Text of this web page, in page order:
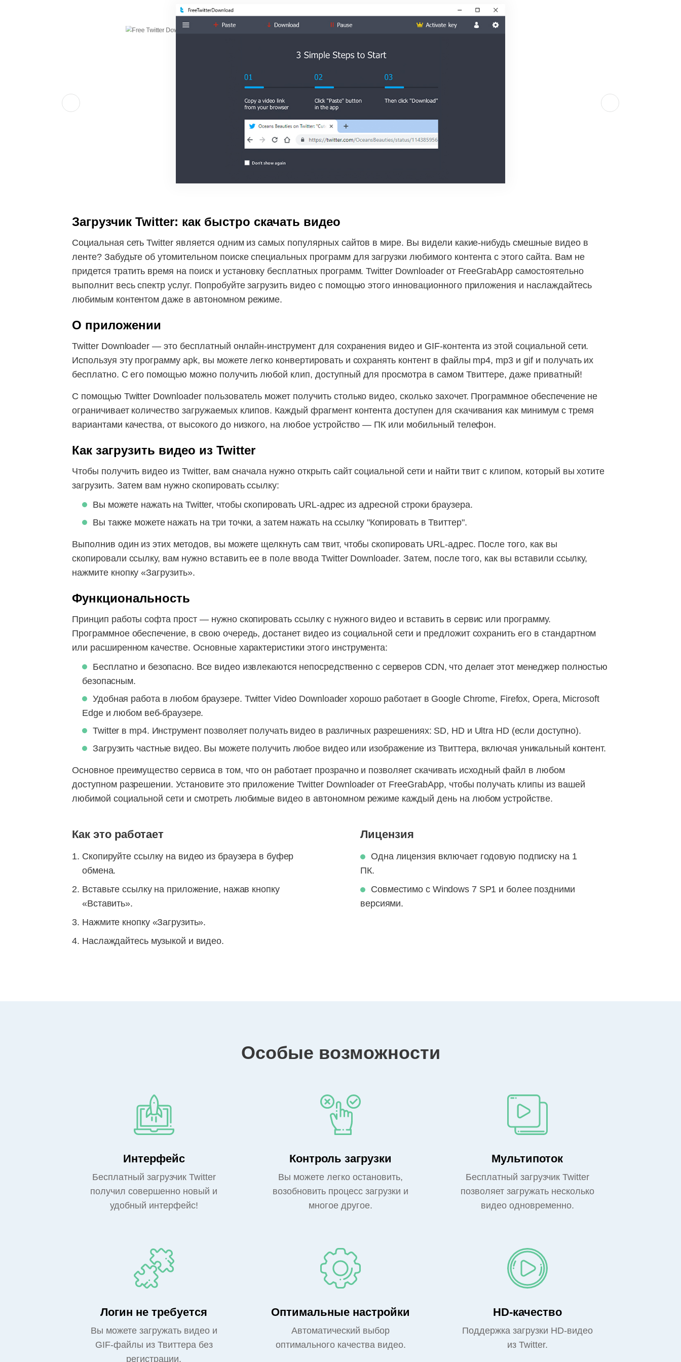
Загрузчик Twitter: как быстро скачать видео
Социальная сеть Twitter является одним из самых популярных сайтов в мире. Вы видели какие-нибудь смешные видео в
ленте? Забудьте об утомительном поиске специальных программ для загрузки любимого контента с этого сайта. Вам не
придется тратить время на поиск и установку бесплатных программ. Twitter Downloader от FreeGrabApp самостоятельно
выполнит весь спектр услуг. Попробуйте загрузить видео с помощью этого инновационного приложения и наслаждайтесь
любимым контентом даже в автономном режиме.
О приложении
Twitter Downloader — это бесплатный онлайн-инструмент для сохранения видео и GIF-контента из этой социальной сети.
Используя эту программу apk, вы можете легко конвертировать и сохранять контент в файлы mp4, mp3 и gif и получать их
бесплатно. С его помощью можно получить любой клип, доступный для просмотра в самом Твиттере, даже приватный!
С помощью Twitter Downloader пользователь может получить столько видео, сколько захочет. Программное обеспечение не
ограничивает количество загружаемых клипов. Каждый фрагмент контента доступен для скачивания как минимум с тремя
вариантами качества, от высокого до низкого, на любое устройство — ПК или мобильный телефон.
Как загрузить видео из Twitter
Чтобы получить видео из Twitter, вам сначала нужно открыть сайт социальной сети и найти твит с клипом, который вы хотите
загрузить. Затем вам нужно скопировать ссылку:
Вы можете нажать на Twitter, чтобы скопировать URL-адрес из адресной строки браузера.
Вы также можете нажать на три точки, а затем нажать на ссылку "Копировать в Твиттер".
Выполнив один из этих методов, вы можете щелкнуть сам твит, чтобы скопировать URL-адрес. После того, как вы
скопировали ссылку, вам нужно вставить ее в поле ввода Twitter Downloader. Затем, после того, как вы вставили ссылку,
нажмите кнопку «Загрузить».
Функциональность
Принцип работы софта прост — нужно скопировать ссылку с нужного видео и вставить в сервис или программу.
Программное обеспечение, в свою очередь, достанет видео из социальной сети и предложит сохранить его в стандартном
или расширенном качестве. Основные характеристики этого инструмента:
Бесплатно и безопасно. Все видео извлекаются непосредственно с серверов CDN, что делает этот менеджер полностью
безопасным.
Удобная работа в любом браузере. Twitter Video Downloader хорошо работает в Google Chrome, Firefox, Opera, Microsoft
Edge и любом веб-браузере.
Twitter в mp4. Инструмент позволяет получать видео в различных разрешениях: SD, HD и Ultra HD (если доступно).
Загрузить частные видео. Вы можете получить любое видео или изображение из Твиттера, включая уникальный контент.
Основное преимущество сервиса в том, что он работает прозрачно и позволяет скачивать исходный файл в любом
доступном разрешении. Установите это приложение Twitter Downloader от FreeGrabApp, чтобы получать клипы из вашей
любимой социальной сети и смотреть любимые видео в автономном режиме каждый день на любом устройстве.
Как это работает
Скопируйте ссылку на видео из браузера в буфер
обмена.
Вставьте ссылку на приложение, нажав кнопку
«Вставить».
Нажмите кнопку «Загрузить».
Наслаждайтесь музыкой и видео.
Лицензия
Одна лицензия включает годовую подписку на 1
ПК.
Совместимо с Windows 7 SP1 и более поздними
версиями.
Особые возможности
Интерфейс
Бесплатный загрузчик Twitter
получил совершенно новый и
удобный интерфейс!
Контроль загрузки
Вы можете легко остановить,
возобновить процесс загрузки и
многое другое.
Мультипоток
Бесплатный загрузчик Twitter
позволяет загружать несколько
видео одновременно.
Логин не требуется
Вы можете загружать видео и
GIF-файлы из Твиттера без
регистрации.
Оптимальные настройки
Автоматический выбор
оптимального качества видео.
HD-качество
Поддержка загрузки HD-видео
из Twitter.